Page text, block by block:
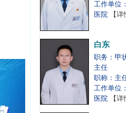
医院【详
职务：甲
主任
职称：主
工作单位
医院【详